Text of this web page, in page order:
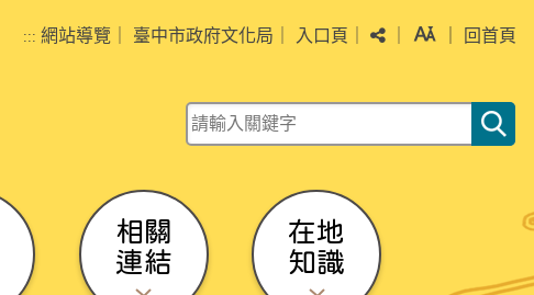
::: 網站導覽 臺中市政府文化局 入口頁 分享 字級回首頁
關鍵字查詢
相關
連結
在地
知識